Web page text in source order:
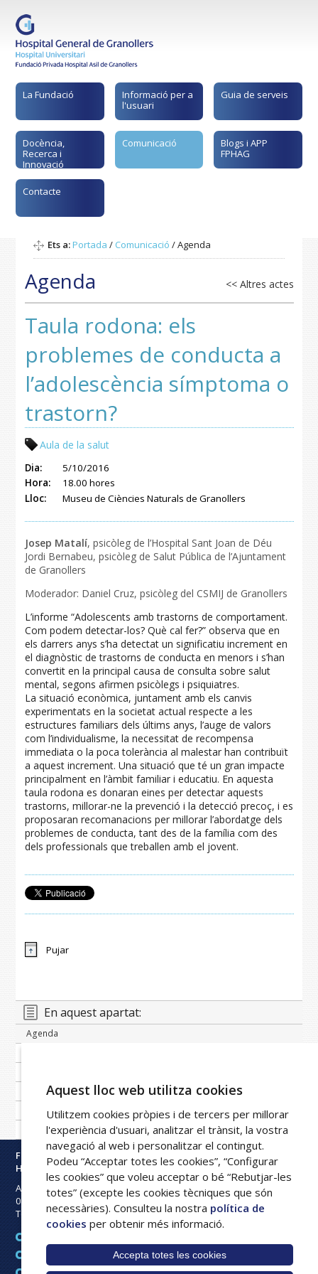
La Fundació
Informació per a
l'usuari
Guia de serveis
Docència,
Recerca i
Innovació
Comunicació
Blogs i APP
FPHAG
Contacte
Ets a:Portada / Comunicació /Agenda
Agenda << Altres actes
Taula rodona: els
problemes de conducta a
l’adolescència símptoma o
trastorn?
Aula de la salut
Dia:
5/10/2016
Hora:
18.00 hores
Lloc:
Museu de Ciències Naturals de Granollers
Josep Matalí, psicòleg de l’Hospital Sant Joan de Déu
Jordi Bernabeu, psicòleg de Salut Pública de l’Ajuntament
de Granollers
Moderador: Daniel Cruz, psicòleg del CSMIJ de Granollers
L’informe “Adolescents amb trastorns de comportament.
Com podem detectar-los? Què cal fer?” observa que en
els darrers anys s’ha detectat un significatiu increment en
el diagnòstic de trastorns de conducta en menors i s’han
convertit en la principal causa de consulta sobre salut
mental, segons afirmen psicòlegs i psiquiatres.
La situació econòmica, juntament amb els canvis
experimentats en la societat actual respecte a les
estructures familiars dels últims anys, l’auge de valors
com l’individualisme, la necessitat de recompensa
immediata o la poca tolerància al malestar han contribuït
a aquest increment. Una situació que té un gran impacte
principalment en l’àmbit familiar i educatiu. En aquesta
taula rodona es donaran eines per detectar aquests
trastorns, millorar-ne la prevenció i la detecció precoç, i es
proposaran recomanacions per millorar l’abordatge dels
problemes de conducta, tant des de la família com des
dels professionals que treballen amb el jovent.
Pujar
En aquest apartat:
Agenda
Imatge corporativa
Galeria
Xarxa FPHAG
Fundació Privada
Hospital Asil de Granollers
Avinguda Francesc Ribas s/n
08402
Granollers
Tel:
93 842 50 00
Aquest lloc web utilitza cookies
Utilitzem cookies pròpies i de tercers per millorar
l'experiència d'usuari, analitzar el trànsit, la vostra
navegació al web i personalitzar el contingut.
Podeu “Acceptar totes les cookies”, “Configurar
les cookies” que voleu acceptar o bé “Rebutjar-les
totes” (excepte les cookies tècniques que són
necessàries). Consulteu la nostra política de
cookies per obtenir més informació.
Accepta totes les cookies